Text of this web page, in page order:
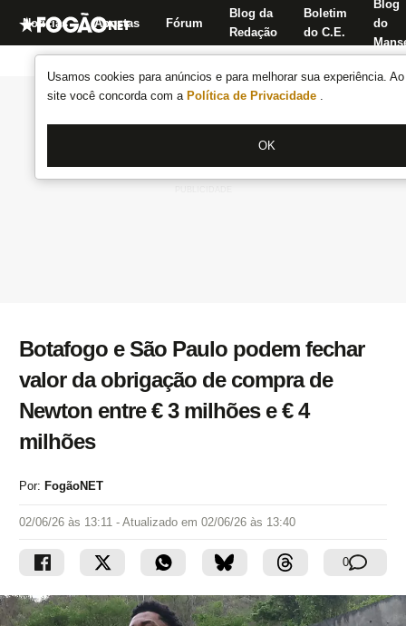
Usamos cookies para anúncios e para melhorar sua experiência.
site você concorda com a Política de Privacidade .
OK
Notícias Apostas Fórum
Blog da
Redação
Boletim
do C.E.
Blog
do
Botafogo e São Paulo podem fechar
valor da obrigação de compra de
Newton entre € 3 milhões e € 4
milhões
Por: FogãoNET
02/06/26 às 13:11 - Atualizado em 02/06/26 às 13:40
0